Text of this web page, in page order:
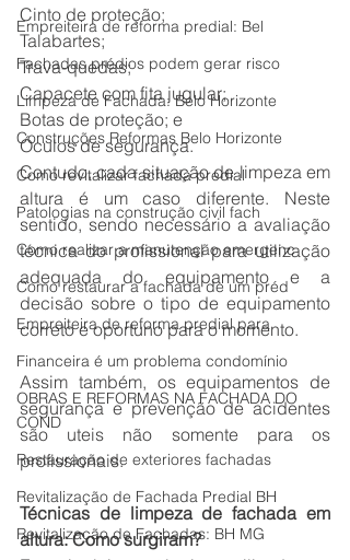
Empreiteira de reforma predial: Bel
Fachadas prédios podem gerar risco
Limpeza de Fachada: Belo Horizonte
Construções Reformas Belo Horizonte
Como revitalizar fachada predial
Patologias na construção civil fach
Como realizar a manutenção emergenc
Como restaurar a fachada de um préd
Empreiteira de reforma predial para
Financeira é um problema condomínio
OBRAS E REFORMAS NA FACHADA DO
COND
Restauração de exteriores fachadas
Revitalização de Fachada Predial BH
Revitalização de Fachadas: BH MG
Cinto de proteção;
Talabartes;
Trava-quedas;
Capacete com fita jugular;
Botas de proteção; e
Óculos de segurança.
Contudo, cada situação de limpeza em
altura é um caso diferente. Neste
sentido, sendo necessário a avaliação
técnica do profissional para utilização
adequada do equipamento e a
decisão sobre o tipo de equipamento
correto e oportuno para o momento.
Assim também, os equipamentos de
segurança e prevenção de acidentes
são uteis não somente para os
profissionais.
Técnicas de limpeza de fachada em
altura: Como surgiram?